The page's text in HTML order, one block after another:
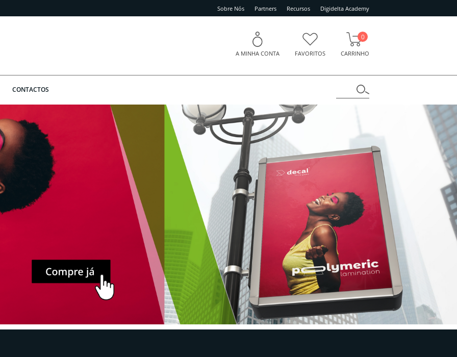
Sobre Nós Partners Recursos Digidelta Academy
A MINHA CONTA FAVORITOS CARRINHO
0
CONTACTOS